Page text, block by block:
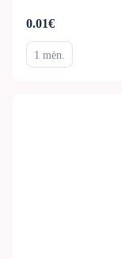
0.01€
1 mėn.